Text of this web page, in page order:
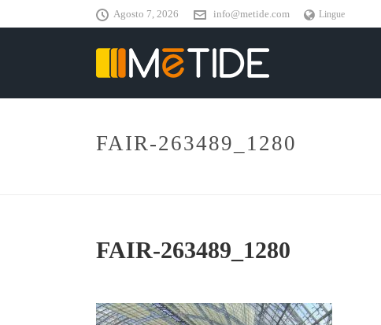
Agosto 7, 2026 info@metide.com Lingue
FAIR-263489_1280
FAIR-263489_1280